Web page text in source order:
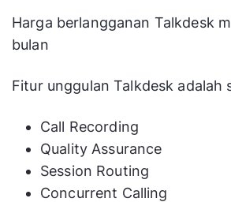
Harga berlangganan Talkdesk
bulan
Fitur unggulan Talkdesk adalah
Call Recording
Quality Assurance
Session Routing
Concurrent Calling